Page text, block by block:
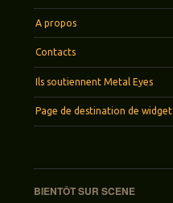
A propos
Contacts
Ils soutiennent Metal Eyes
Page de destination de widget
BIENTÔT SUR SCENE